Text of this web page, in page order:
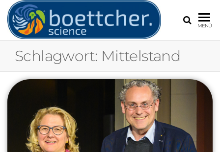
Frank
Klimawandel
MENÜ
Schlagwort: Mittelstand